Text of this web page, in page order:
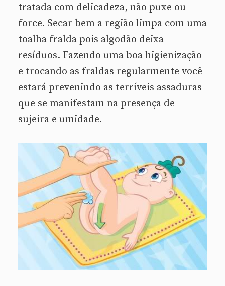
tratada com delicadeza, não puxe ou
force. Secar bem a região limpa com uma
toalha fralda pois algodão deixa
resíduos. Fazendo uma boa higienização
e trocando as fraldas regularmente você
estará prevenindo as terríveis assaduras
que se manifestam na presença de
sujeira e umidade.